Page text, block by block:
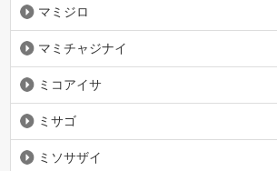
マミジロ
マミチャジナイ
ミコアイサ
ミサゴ
ミソサザイ